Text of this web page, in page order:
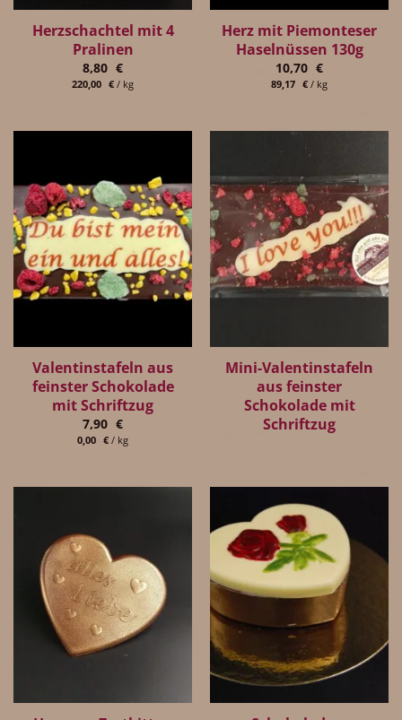
Herzschachtel mit 4
Pralinen
8,80 €
220,00 € / kg
Herz mit Piemonteser
Haselnüssen 130g
10,70 €
89,17 € / kg
Valentinstafeln aus
feinster Schokolade
mit Schriftzug
7,90 €
0,00 € / kg
Mini-Valentinstafeln
aus feinster
Schokolade mit
Schriftzug